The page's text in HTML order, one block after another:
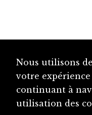
Nous utilisons
votre
continuant à
utilisation des